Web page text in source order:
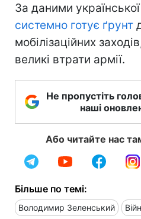
За даними
системно готує ґрунт
мобілізаційних
великі втрати армії.
Не пропустіть
наші
Або читайте нас
Більше по темі:
Володимир Зеленський